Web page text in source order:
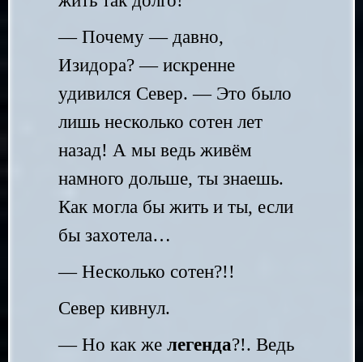
— Почему — давно,
Изидора? — искренне
удивился Север. — Это было
лишь несколько сотен лет
назад! А мы ведь живём
намного дольше, ты знаешь.
Как могла бы жить и ты, если
бы захотела…
— Несколько сотен?!!
Север кивнул.
— Но как же легенда?!. Ведь